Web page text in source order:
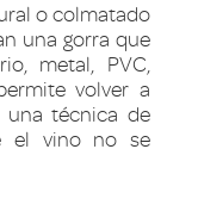
o colmatado
una gorra que
metal, PVC,
volver a
una técnica de
el vino no se